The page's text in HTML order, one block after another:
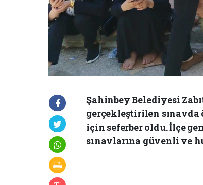
Şahinbey Belediyesi
gerçekleştirilen
için seferber oldu. İlçe
sınavlarına güvenli ve